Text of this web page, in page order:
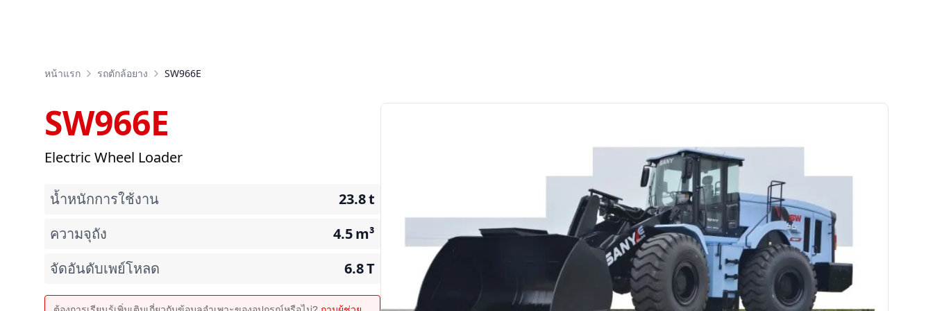
หน้าแรก รถตักล้อยาง SW966E
SW966E
Electric Wheel Loader
น้ำหนักการใช้งาน 23.8t
ความจุถัง
4.5m³
จัดอันดับเพย์โหลด
6.8T